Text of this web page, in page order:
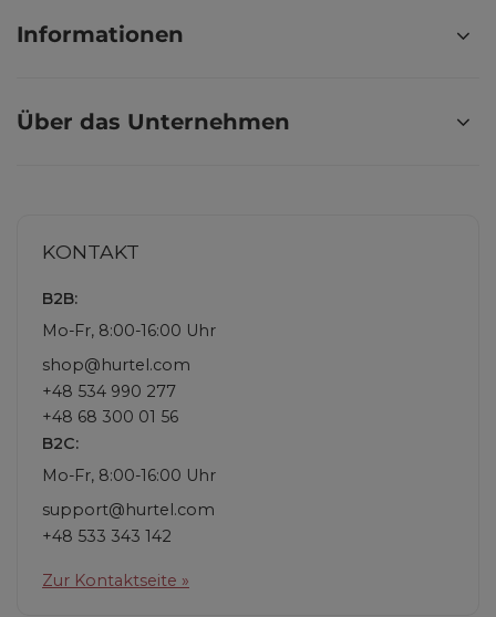
Informationen
Über das Unternehmen
KONTAKT
B2B:
Mo-Fr, 8:00-16:00 Uhr
shop@hurtel.com
+48 534 990 277
+48 68 300 01 56
B2C:
Mo-Fr, 8:00-16:00 Uhr
support@hurtel.com
+48 533 343 142
Zur Kontaktseite »